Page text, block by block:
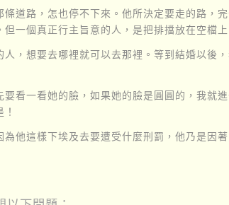
道路，怎也停不下來。他所決定要走的路，
一個真正行主旨意的人，是把排擋放在空檔
，想要去哪裡就可以去那裡。等到結婚以後
看一看她的臉，如果她的臉是圓圓的，我就
他這樣下埃及去要遭受什麼刑罰，他乃是因